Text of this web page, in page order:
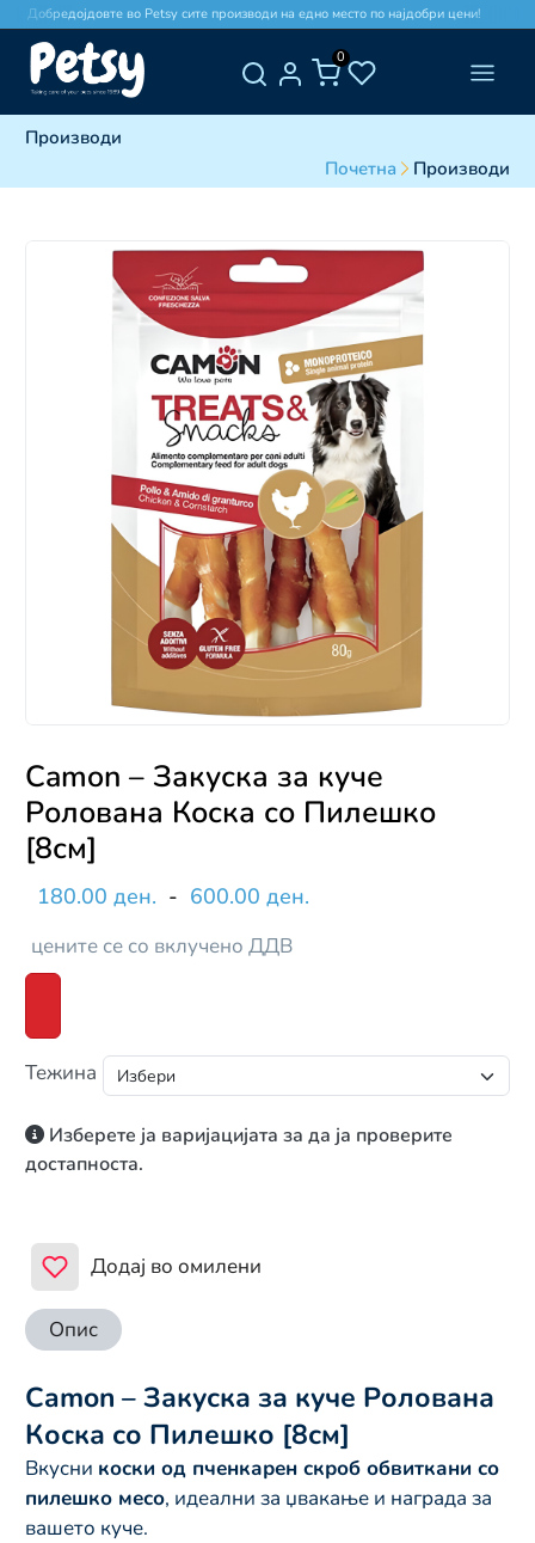
Добредојдовте во Petsy сите производи на едно место по најдобри цени!
0
Производи
Почетна
Производи
Camon – Закуска за куче
Ролована Коска со Пилешко
[8см]
180.00 ден. - 600.00 ден.
цените се со вклучено ДДВ
Тежина
Изберете ја варијацијата за да ја проверите
достапноста.
Додај во омилени
Опис
Camon – Закуска за куче Ролована
Коска со Пилешко [8см]
Вкусни коски од пченкарен скроб обвиткани со
пилешко месо, идеални за џвакање и награда за
вашето куче.